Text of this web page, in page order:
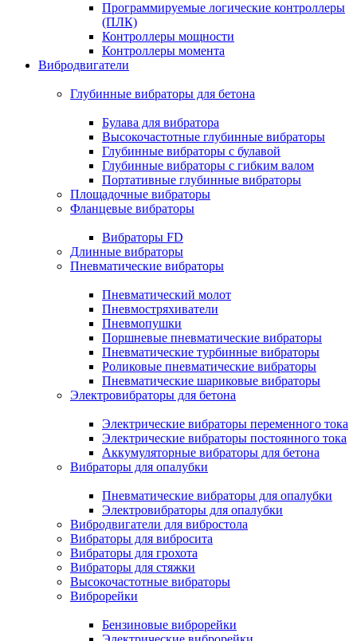
Программируемые логические контроллеры
(ПЛК)
Контроллеры мощности
Контроллеры момента
Вибродвигатели
Глубинные вибраторы для бетона
Булава для вибратора
Высокочастотные глубинные вибраторы
Глубинные вибраторы с булавой
Глубинные вибраторы с гибким валом
Портативные глубинные вибраторы
Площадочные вибраторы
Фланцевые вибраторы
Вибраторы FD
Длинные вибраторы
Пневматические вибраторы
Пневматический молот
Пневмостряхиватели
Пневмопушки
Поршневые пневматические вибраторы
Пневматические турбинные вибраторы
Роликовые пневматические вибраторы
Пневматические шариковые вибраторы
Электровибраторы для бетона
Электрические вибраторы переменного тока
Электрические вибраторы постоянного тока
Аккумуляторные вибраторы для бетона
Вибраторы для опалубки
Пневматические вибраторы для опалубки
Электровибраторы для опалубки
Вибродвигатели для вибростола
Вибраторы для вибросита
Вибраторы для грохота
Вибраторы для стяжки
Высокочастотные вибраторы
Виброрейки
Бензиновые виброрейки